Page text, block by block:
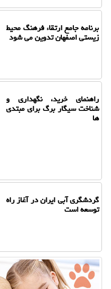
برنامه جامع ارتقاء فرهنگ محیط
زیستی اصفهان تدوین می شود
راهنمای خرید، نگهداری و
شناخت سیگار برگ برای مبتدی
ها
گردشگری آبی ایران در آغاز راه
توسعه است